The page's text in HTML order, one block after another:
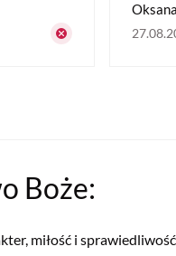
Oksana
Boże:
miłość i